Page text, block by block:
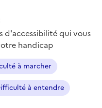
d'accessibilité qui vous
handicap
à marcher
à entendre